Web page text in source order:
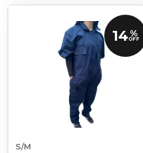
14 %
OFF
S/M